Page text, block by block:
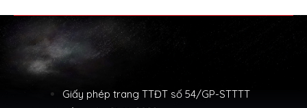
Giấy phép trang TTĐT số 54/GP-STTTT